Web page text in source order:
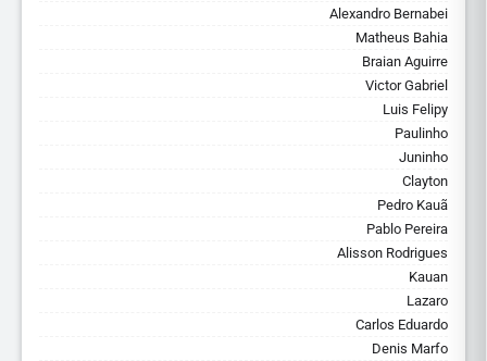
Alexandro Bernabei
Matheus Bahia
Braian Aguirre
Victor Gabriel
Luis Felipy
Paulinho
Juninho
Clayton
Pedro Kauã
Pablo Pereira
Alisson Rodrigues
Kauan
Lazaro
Carlos Eduardo
Denis Marfo